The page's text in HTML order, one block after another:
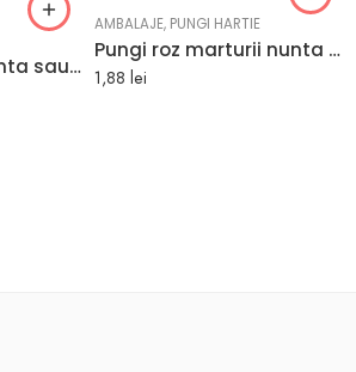
Pungi marturii nunta sau botez culoare verde din hartie kraft 25 x 11 x 31 cm
AMBALAJE, PUNGI HARTIE
Pungi roz marturii nunta sau botez 25 x 11 x 31 cm
1,88 lei